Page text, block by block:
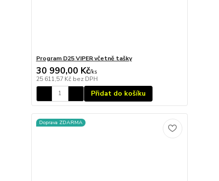
Program D25 VIPER včetně tašky
30 990,00 Kč/ks
25 611,57 Kč bez DPH
Přidat do košíku
Doprava ZDARMA